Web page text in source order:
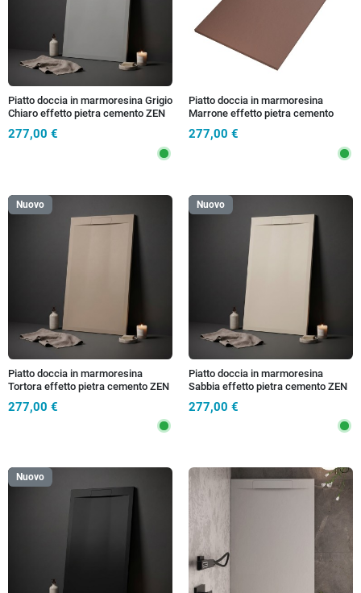
Piatto doccia in marmoresina Grigio
Chiaro effetto pietra cemento ZEN
277,00 €
Piatto doccia in marmoresina
Marrone effetto pietra cemento
ZEN
277,00 €
Nuovo
Piatto doccia in marmoresina
Tortora effetto pietra cemento ZEN
277,00 €
Nuovo
Piatto doccia in marmoresina
Sabbia effetto pietra cemento ZEN
277,00 €
Nuovo